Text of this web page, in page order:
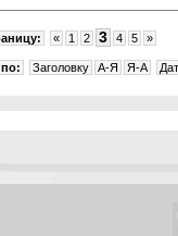
« 1 2 3 4 5 »
Заголовку A-Я Я-A